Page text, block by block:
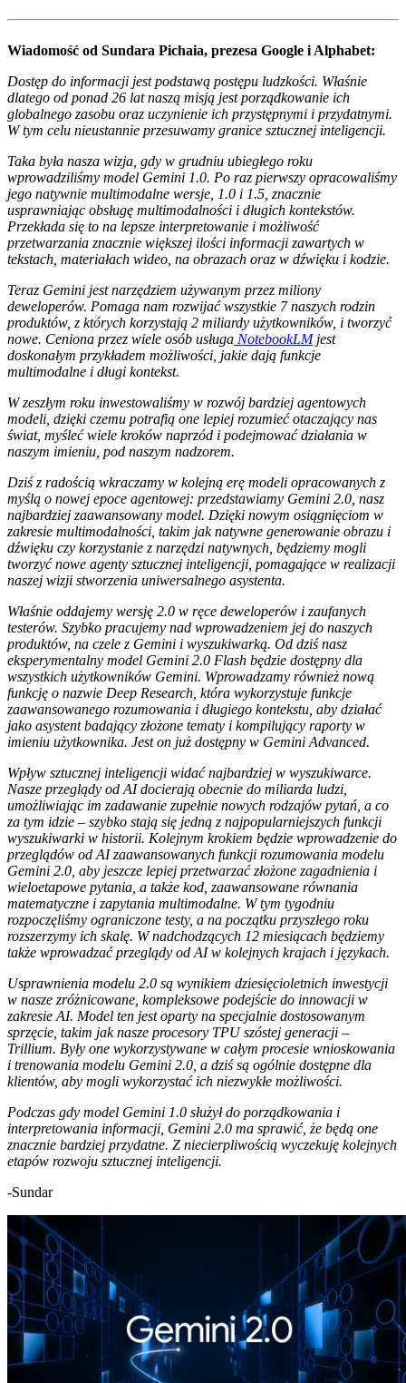
Wiadomość od Sundara Pichaia, prezesa Google i Alphabet:
Dostęp do informacji jest podstawą postępu ludzkości. Właśnie
dlatego od ponad 26 lat naszą misją jest porządkowanie ich
globalnego zasobu oraz uczynienie ich przystępnymi i przydatnymi.
W tym celu nieustannie przesuwamy granice sztucznej inteligencji.
Taka była nasza wizja, gdy w grudniu ubiegłego roku
wprowadziliśmy model Gemini 1.0. Po raz pierwszy opracowaliśmy
jego natywnie multimodalne wersje, 1.0 i 1.5, znacznie
usprawniając obsługę multimodalności i długich kontekstów.
Przekłada się to na lepsze interpretowanie i możliwość
przetwarzania znacznie większej ilości informacji zawartych w
tekstach, materiałach wideo, na obrazach oraz w dźwięku i kodzie.
Teraz Gemini jest narzędziem używanym przez miliony
deweloperów. Pomaga nam rozwijać wszystkie 7 naszych rodzin
produktów, z których korzystają 2 miliardy użytkowników, i tworzyć
nowe. Ceniona przez wiele osób usługa NotebookLMjest
doskonałym przykładem możliwości, jakie dają funkcje
multimodalne i długi kontekst.
W zeszłym roku inwestowaliśmy w rozwój bardziej agentowych
modeli, dzięki czemu potrafią one lepiej rozumieć otaczający nas
świat, myśleć wiele kroków naprzód i podejmować działania w
naszym imieniu, pod naszym nadzorem.
Dziś z radością wkraczamy w kolejną erę modeli opracowanych z
myślą o nowej epoce agentowej: przedstawiamy Gemini 2.0, nasz
najbardziej zaawansowany model. Dzięki nowym osiągnięciom w
zakresie multimodalności, takim jak natywne generowanie obrazu i
dźwięku czy korzystanie z narzędzi natywnych, będziemy mogli
tworzyć nowe agenty sztucznej inteligencji, pomagające w realizacji
naszej wizji stworzenia uniwersalnego asystenta.
Właśnie oddajemy wersję 2.0 w ręce deweloperów i zaufanych
testerów. Szybko pracujemy nad wprowadzeniem jej do naszych
produktów, na czele z Gemini i wyszukiwarką. Od dziś nasz
eksperymentalny model Gemini 2.0 Flash będzie dostępny dla
wszystkich użytkowników Gemini. Wprowadzamy również nową
funkcję o nazwie Deep Research, która wykorzystuje funkcje
zaawansowanego rozumowania i długiego kontekstu, aby działać
jako asystent badający złożone tematy i kompilujący raporty w
imieniu użytkownika. Jest on już dostępny w Gemini Advanced.
Wpływ sztucznej inteligencji widać najbardziej w wyszukiwarce.
Nasze przeglądy od AI docierają obecnie do miliarda ludzi,
umożliwiając im zadawanie zupełnie nowych rodzajów pytań, a co
za tym idzie – szybko stają się jedną z najpopularniejszych funkcji
wyszukiwarki w historii. Kolejnym krokiem będzie wprowadzenie do
przeglądów od AI zaawansowanych funkcji rozumowania modelu
Gemini 2.0, aby jeszcze lepiej przetwarzać złożone zagadnienia i
wieloetapowe pytania, a także kod, zaawansowane równania
matematyczne i zapytania multimodalne. W tym tygodniu
rozpoczęliśmy ograniczone testy, a na początku przyszłego roku
rozszerzymy ich skalę. W nadchodzących 12 miesiącach będziemy
także wprowadzać przeglądy od AI w kolejnych krajach i językach.
Usprawnienia modelu 2.0 są wynikiem dziesięcioletnich inwestycji
w nasze zróżnicowane, kompleksowe podejście do innowacji w
zakresie AI. Model ten jest oparty na specjalnie dostosowanym
sprzęcie, takim jak nasze procesory TPU szóstej generacji –
Trillium. Były one wykorzystywane w całym procesie wnioskowania
i trenowania modelu Gemini 2.0, a dziś są ogólnie dostępne dla
klientów, aby mogli wykorzystać ich niezwykłe możliwości.
Podczas gdy model Gemini 1.0 służył do porządkowania i
interpretowania informacji, Gemini 2.0 ma sprawić, że będą one
znacznie bardziej przydatne. Z niecierpliwością wyczekuję kolejnych
etapów rozwoju sztucznej inteligencji.
-Sundar